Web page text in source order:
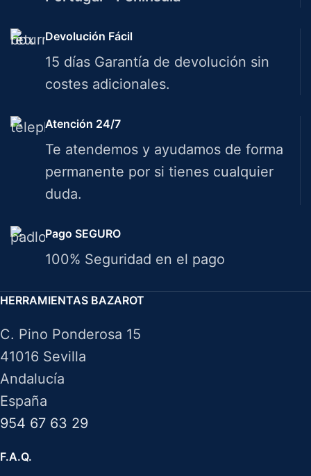
Devolución Fácil
15 días Garantía de devolución sin
costes adicionales.
Atención 24/7
Te atendemos y ayudamos de forma
permanente por si tienes cualquier
duda.
Pago SEGURO
100% Seguridad en el pago
HERRAMIENTAS BAZAROT
C. Pino Ponderosa 15
41016 Sevilla
Andalucía
España
954 67 63 29
F.A.Q.